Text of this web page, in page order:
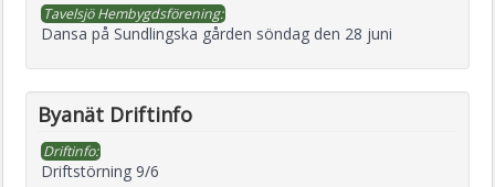
Tavelsjö Hembygdsförening:
Dansa på Sundlingska gården söndag den 28 juni
Byanät Driftinfo
Driftinfo:
Driftstörning 9/6